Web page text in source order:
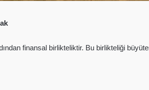
finansal birlikteliktir. Bu birlikteliği